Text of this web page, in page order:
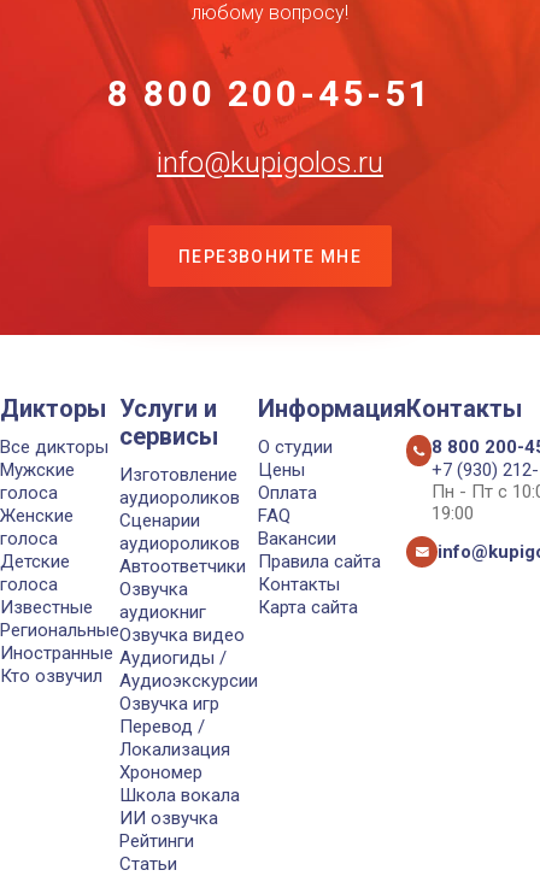
любому вопросу!
8 800 200-45-51
info@kupigolos.ru
ПЕРЕЗВОНИТЕ МНЕ
Дикторы
Все дикторы
Мужские
голоса
Женские
голоса
Детские
голоса
Известные
Региональные
Иностранные
Кто озвучил
Услуги и
сервисы
Изготовление
аудиороликов
Сценарии
аудиороликов
Автоответчики
Озвучка
аудиокниг
Озвучка видео
Аудиогиды /
Аудиоэкскурсии
Озвучка игр
Перевод /
Локализация
Хрономер
Школа вокала
ИИ озвучка
Рейтинги
Статьи
Информация
О студии
Цены
Оплата
FAQ
Вакансии
Правила сайта
Контакты
Карта сайта
Контакты
8 800 200-
+7 (930)
Пн - Пт с
19:00